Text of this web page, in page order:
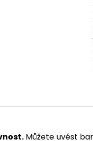
Můžete uvést